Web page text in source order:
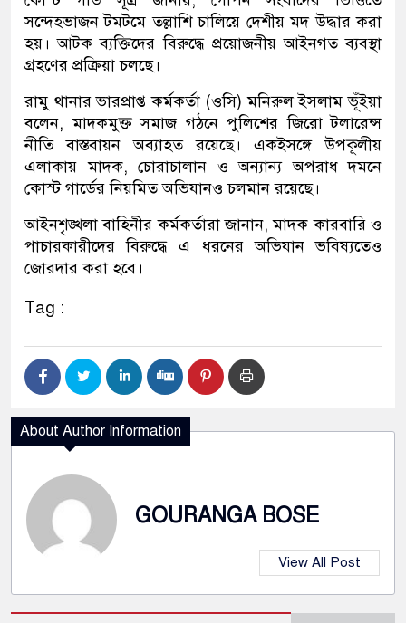
সন্দেহভাজন টমটমে তল্লাশি চালিয়ে দেশীয় মদ উদ্ধার করা
হয়। আটক ব্যক্তিদের বিরুদ্ধে প্রয়োজনীয় আইনগত ব্যবস্থা
গ্রহণের প্রক্রিয়া চলছে।
রামু থানার ভারপ্রাপ্ত কর্মকর্তা (ওসি) মনিরুল ইসলাম ভূঁইয়া
বলেন, মাদকমুক্ত সমাজ গঠনে পুলিশের জিরো টলারেন্স
নীতি বাস্তবায়ন অব্যাহত রয়েছে। একইসঙ্গে উপকূলীয়
এলাকায় মাদক, চোরাচালান ও অন্যান্য অপরাধ দমনে
কোস্ট গার্ডের নিয়মিত অভিযানও চলমান রয়েছে।
আইনশৃঙ্খলা বাহিনীর কর্মকর্তারা জানান, মাদক কারবারি ও
পাচারকারীদের বিরুদ্ধে এ ধরনের অভিযান ভবিষ্যতেও
জোরদার করা হবে।
Tag :
About Author Information
GOURANGA BOSE
View All Post